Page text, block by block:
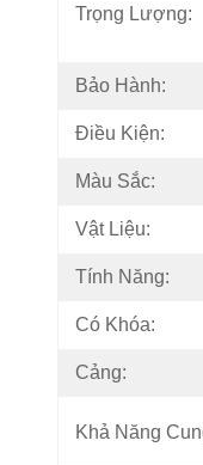
Trọng Lượng:
Bảo Hành:
Điều Kiện:
Màu Sắc:
Vật Liệu:
Tính Năng:
Có Khóa:
Cảng:
Khả Năng